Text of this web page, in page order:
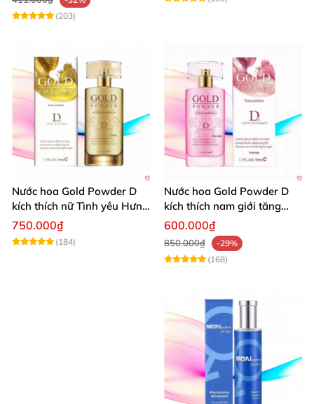
(203)
Nước hoa Gold Powder D
kích thích nữ Tình yêu Hưng
phấn Cao cấp
750.000₫
(184)
Nước hoa Gold Powder D
kích thích nam giới tăng
ham muốn mạnh mẽ
600.000₫
850.000₫
-29%
(168)